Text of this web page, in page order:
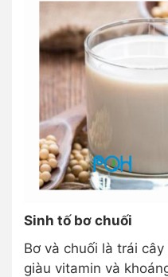
Sinh tố bơ chuối
Bơ và chuối là trái
giàu vitamin và